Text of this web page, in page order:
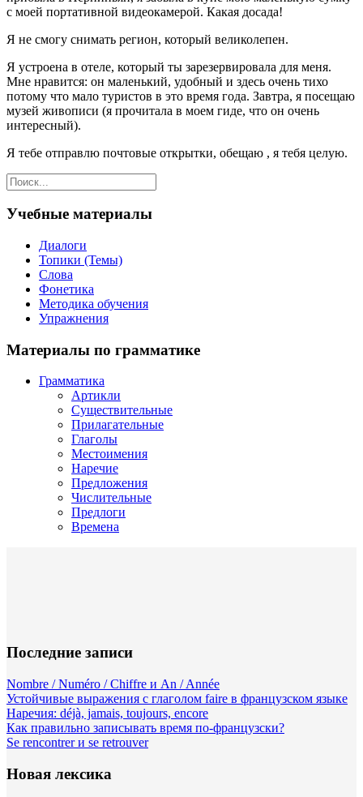
с моей портативной видеокамерой. Какая досада!
Я не смогу снимать регион, который великолепен.
Я устроена в отеле, который ты зарезервировала для меня.
Мне нравится: он маленький, удобный и здесь очень тихо
потому что мало туристов в это время года. Завтра, я посещаю
музей живописи (я прочитала в моем гиде, что он очень
интересный).
Я тебе отправлю почтовые открытки, обещаю , я тебя целую.
Учебные материалы
Диалоги
Топики (Темы)
Слова
Фонетика
Методика обучения
Упражнения
Материалы по грамматике
Грамматика
Артикли
Существительные
Прилагательные
Глаголы
Местоимения
Наречие
Предложения
Числительные
Предлоги
Времена
Последние записи
Nombre / Numéro / Chiffre и An / Année
Устойчивые выражения с глаголом faire в французском языке
Наречия: déjà, jamais, toujours, encore
Как правильно записывать время по-французски?
Se rencontrer и se retrouver
Новая лексика